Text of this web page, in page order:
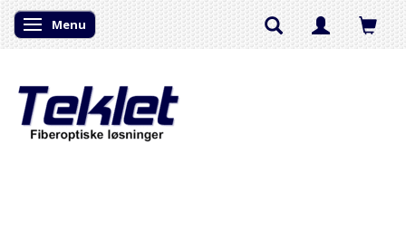
Skifte navigation
Menu